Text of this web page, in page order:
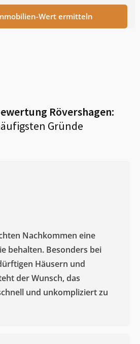
Wert ermitteln
Rövershagen:
Gründe
Nachkommen eine
behalten. Besonders bei
Häusern und
der Wunsch, das
und unkompliziert zu